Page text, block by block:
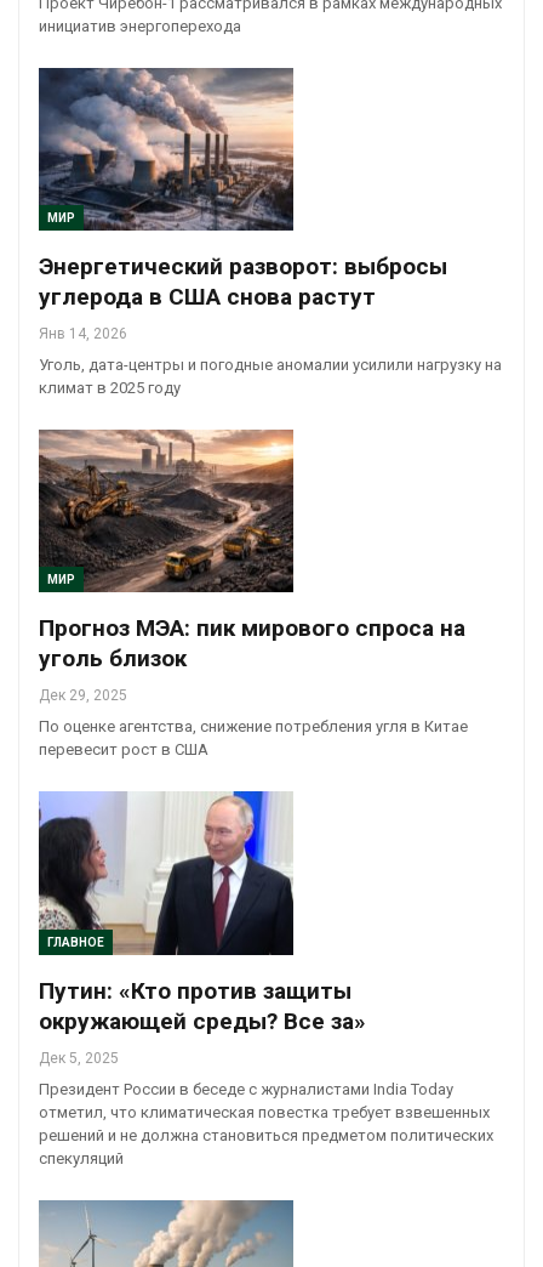
инициатив энергоперехода
МИР
Энергетический разворот: выбросы
углерода в США снова растут
Янв 14, 2026
Уголь, дата-центры и погодные аномалии усилили нагрузку на
климат в 2025 году
МИР
Прогноз МЭА: пик мирового спроса на
уголь близок
Дек 29, 2025
По оценке агентства, снижение потребления угля в Китае
перевесит рост в США
ГЛАВНОЕ
Путин: «Кто против защиты
окружающей среды? Все за»
Дек 5, 2025
Президент России в беседе с журналистами India Today
отметил, что климатическая повестка требует взвешенных
решений и не должна становиться предметом политических
спекуляций